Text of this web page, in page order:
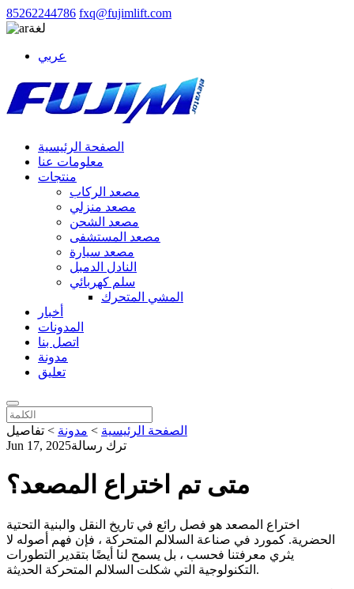
85262244786 fxq@fujimlift.com
لغة
عربي
الصفحة الرئيسية
معلومات عنا
منتجات
مصعد الركاب
مصعد منزلي
مصعد الشحن
مصعد المستشفى
مصعد سيارة
النادل الدمبل
سلم كهربائي
المشي المتحرك
أخبار
المدونات
اتصل بنا
مدونة
تعليق
الصفحة الرئيسية > مدونة > تفاصيل
Jun 17, 2025ترك رسالة
متى تم اختراع المصعد؟
اختراع المصعد هو فصل رائع في تاريخ النقل والبنية التحتية
الحضرية. كمورد في صناعة السلالم المتحركة ، فإن فهم أصوله لا
يثري معرفتنا فحسب ، بل يسمح لنا أيضًا بتقدير التطورات
التكنولوجية التي شكلت السلالم المتحركة الحديثة.